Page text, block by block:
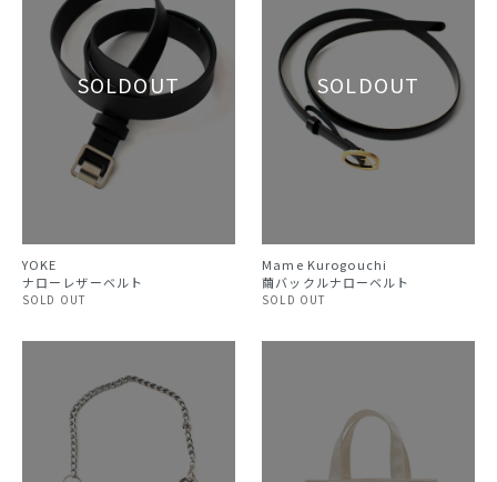
YOKE
ナローレザーベルト
SOLD OUT
Mame Kurogouchi
繭バックルナローベルト
SOLD OUT